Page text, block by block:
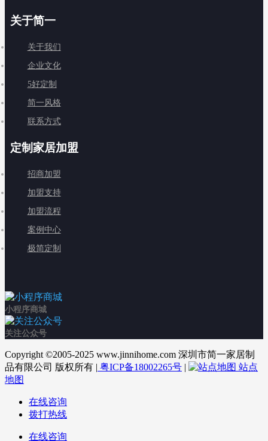
关于简一
关于我们
企业文化
5好定制
简一风格
联系方式
定制家居加盟
招商加盟
加盟支持
加盟流程
案例中心
极简定制
小程序商城
关注公众号
Copyright ©2005-2025 www.jinnihome.com 深圳市简一家居制
品有限公司 版权所有 | 粤ICP备18002265号 |
站点
地图
在线咨询
拨打热线
在线咨询